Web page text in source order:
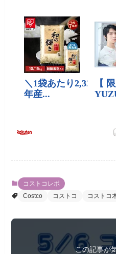
コストコレポ
Costco
コストコ コストコ
この記事が